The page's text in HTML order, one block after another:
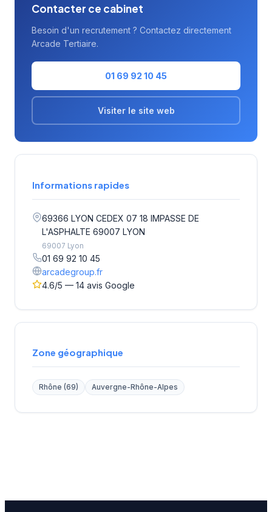
Contacter ce cabinet
Besoin d'un recrutement ? Contactez directement
Arcade Tertiaire.
01 69 92 10 45
Visiter le site web
Informations rapides
69366 LYON CEDEX 07 18 IMPASSE DE
L'ASPHALTE 69007 LYON
69007 Lyon
01 69 92 10 45
arcadegroup.fr
4.6/5 — 14 avis Google
Zone géographique
Rhône (69) Auvergne-Rhône-Alpes